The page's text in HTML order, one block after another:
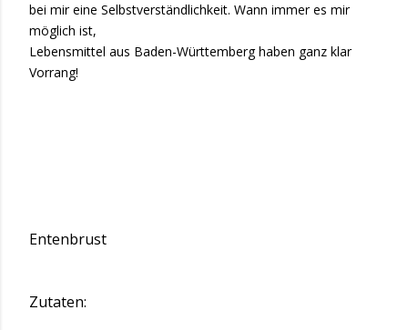
bei mir eine Selbstverständlichkeit. Wann immer es mir
möglich ist,
Lebensmittel aus Baden-Württemberg haben ganz klar
Vorrang!
Entenbrust
Zutaten: